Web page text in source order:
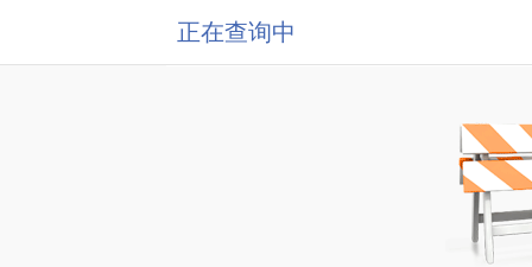
正在查询中